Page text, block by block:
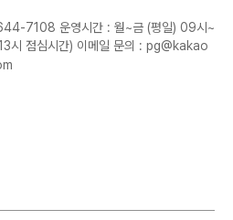
7108 운영시간 : 월~금 (평일) 09시~
시 점심시간) 이메일 문의 : pg@kakao